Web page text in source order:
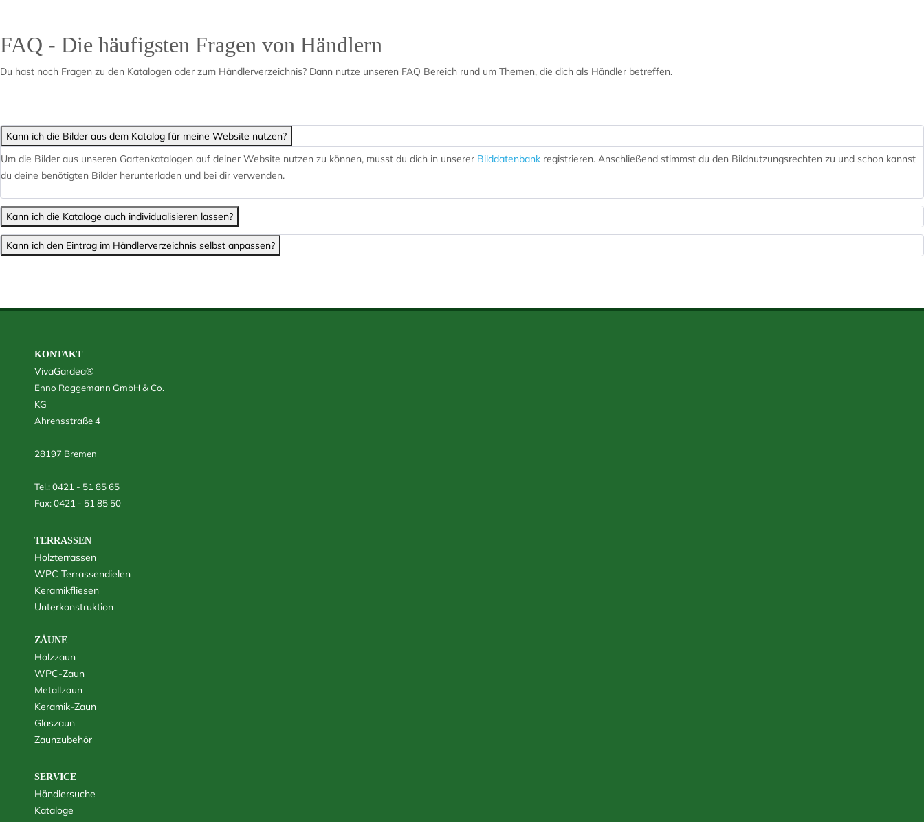
FAQ - Die häufigsten Fragen von Händlern
Du hast noch Fragen zu den Katalogen oder zum Händlerverzeichnis? Dann nutze unseren FAQ Bereich rund um Themen, die dich als Händler betreffen.
Kann ich die Bilder aus dem Katalog für meine Website nutzen?
Um die Bilder aus unseren Gartenkatalogen auf deiner Website nutzen zu können, musst du dich in unserer Bilddatenbank registrieren. Anschließend stimmst du den Bildnutzungsrechten zu und schon kannst
du deine benötigten Bilder herunterladen und bei dir verwenden.
Kann ich die Kataloge auch individualisieren lassen?
Kann ich den Eintrag im Händlerverzeichnis selbst anpassen?
KONTAKT
VivaGardea®
Enno Roggemann GmbH & Co.
KG
Ahrensstraße 4
28197 Bremen
Tel.: 0421 - 51 85 65
Fax: 0421 - 51 85 50
TERRASSEN
Holzterrassen
WPC Terrassendielen
Keramikfliesen
Unterkonstruktion
ZÄUNE
Holzzaun
WPC-Zaun
Metallzaun
Keramik-Zaun
Glaszaun
Zaunzubehör
SERVICE
Händlersuche
Kataloge